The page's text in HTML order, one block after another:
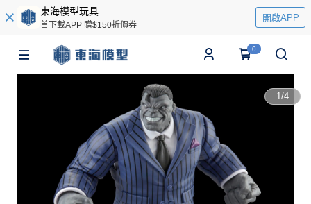
東海模型玩具
首下載APP 贈$150折價券
開啟APP
0
1/4